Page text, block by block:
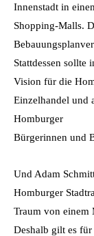
Innenstadt in
Shopping-Malls.
Stattdessen sollte
Vision für die
Einzelhandel und
Homburger
Bürgerinnen und
Und Adam
Homburger
Traum von einem
Deshalb gilt es